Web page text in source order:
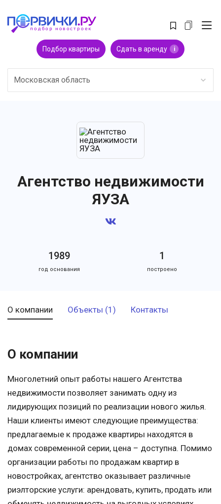
Подбор квартиры Сдать в аренду i
Московская область
Агентство недвижимости
ЯУЗА
1989
год основания
1
построено
О компании Объекты (1) Контакты
О компании
Многолетний опыт работы нашего Агентства
недвижимости позволяет занимать одну из
лидирующих позиций по реализации нового жилья.
Наши клиенты имеют следующие преимущества:
предлагаемые к продаже квартиры находятся в
домах современной серии, цена – доступна. Помимо
организации работы по продажам квартир в
новостройках, агентство оказывает различные
риэлторские услуги: арендовать, купить, продать или